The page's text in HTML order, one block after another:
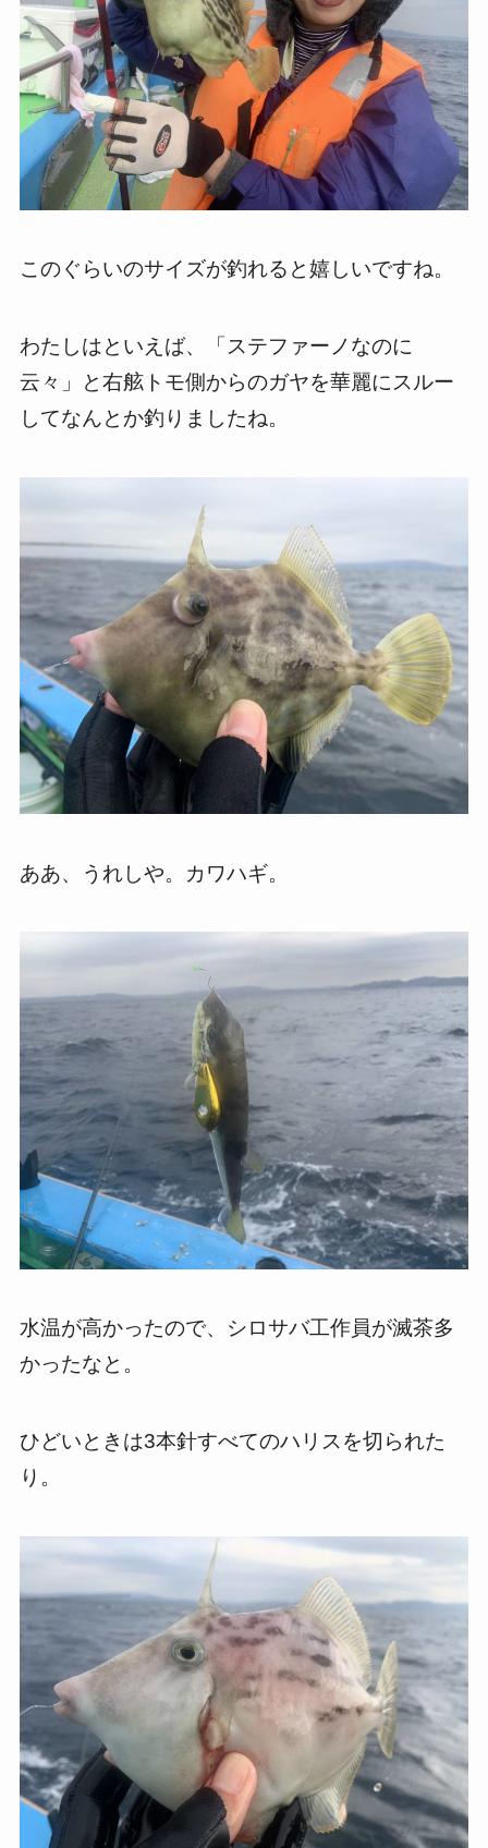
このぐらいのサイズが釣れると嬉しいですね。
わたしはといえば、「ステファーノなのに
云々」と右舷トモ側からのガヤを華麗にスルー
してなんとか釣りましたね。
ああ、うれしや。カワハギ。
水温が高かったので、シロサバ工作員が滅茶多
かったなと。
ひどいときは3本針すべてのハリスを切られた
り。